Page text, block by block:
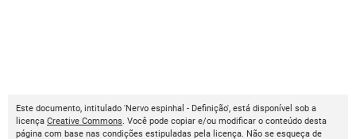
Este documento, intitulado 'Nervo espinhal - Definição', está disponível sob a
licença Creative Commons. Você pode copiar e/ou modificar o conteúdo desta
página com base nas condições estipuladas pela licença. Não se esqueça de